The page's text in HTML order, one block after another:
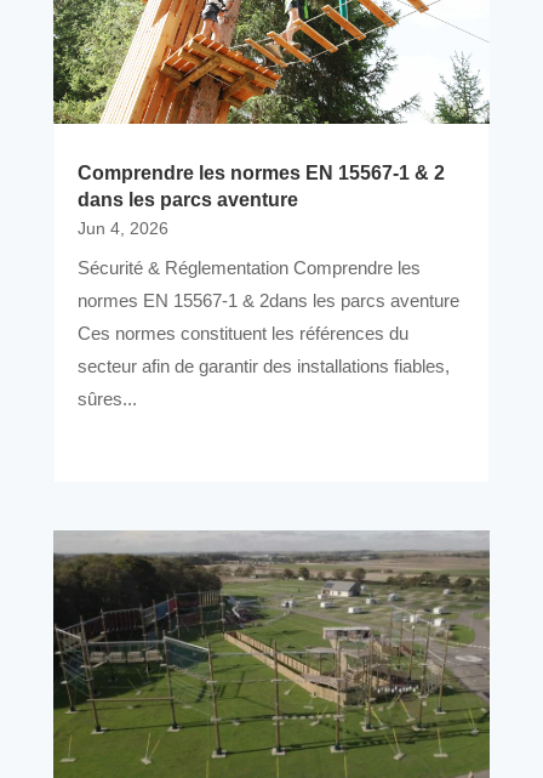
Comprendre les normes EN 15567-1 & 2
dans les parcs aventure
Jun 4, 2026
Sécurité & Réglementation Comprendre les
normes EN 15567-1 & 2dans les parcs aventure
Ces normes constituent les références du
secteur afin de garantir des installations fiables,
sûres...